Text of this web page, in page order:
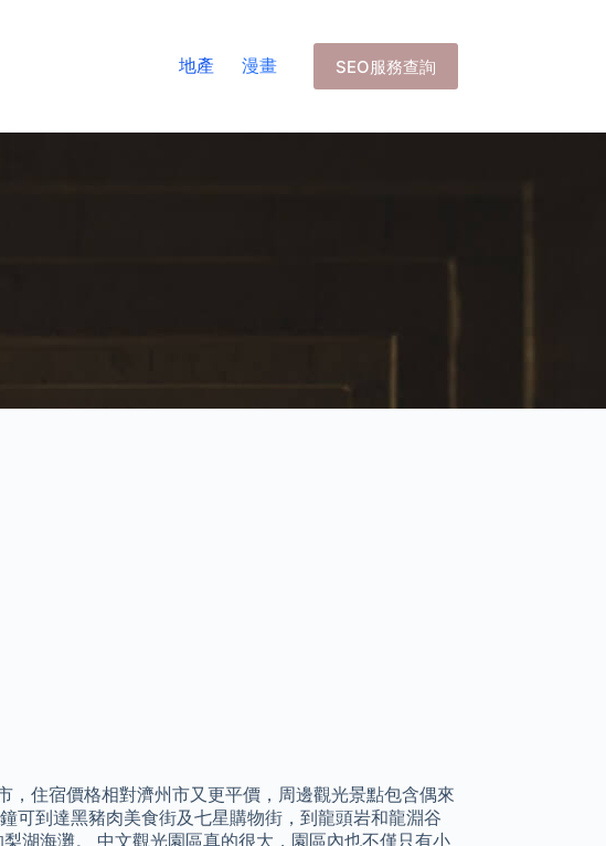
地產 漫畫 SEO服務查詢
住宿價格相對濟州市又更平價，周邊觀光景點包含偶來
可到達黑豬肉美食街及七星購物街，到龍頭岩和龍淵谷
湖海灘。 中文觀光園區真的很大，園區內也不僅只有小